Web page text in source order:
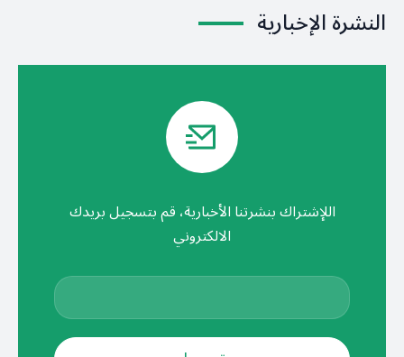
النشرة الإخبارية
اللإشتراك بنشرتنا الأخبارية، قم بتسجيل بريدك
الالكتروني